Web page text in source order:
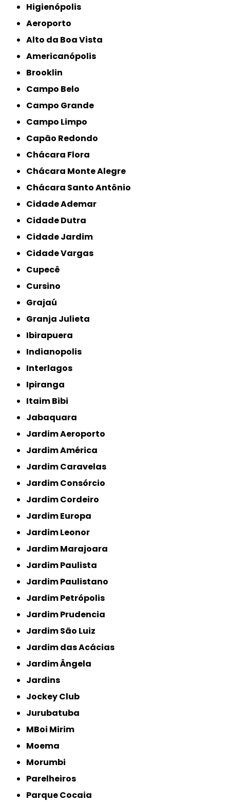
Higienópolis
Aeroporto
Alto da Boa Vista
Americanópolis
Brooklin
Campo Belo
Campo Grande
Campo Limpo
Capão Redondo
Chácara Flora
Chácara Monte Alegre
Chácara Santo Antônio
Cidade Ademar
Cidade Dutra
Cidade Jardim
Cidade Vargas
Cupecê
Cursino
Grajaú
Granja Julieta
Ibirapuera
Indianopolis
Interlagos
Ipiranga
Itaim Bibi
Jabaquara
Jardim Aeroporto
Jardim América
Jardim Caravelas
Jardim Consórcio
Jardim Cordeiro
Jardim Europa
Jardim Leonor
Jardim Marajoara
Jardim Paulista
Jardim Paulistano
Jardim Petrópolis
Jardim Prudencia
Jardim São Luiz
Jardim das Acácias
Jardim Ângela
Jardins
Jockey Club
Jurubatuba
MBoi Mirim
Moema
Morumbi
Parelheiros
Parque Cocaia